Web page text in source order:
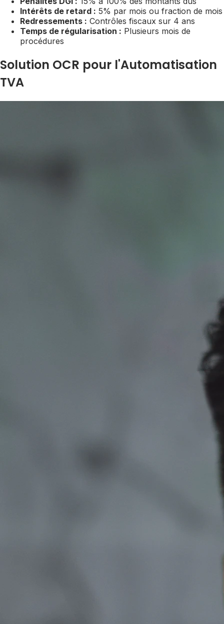
Intérêts de retard : 5% par mois ou fraction de mois
Redressements : Contrôles fiscaux sur 4 ans
Temps de régularisation : Plusieurs mois de
procédures
Solution OCR pour l'Automatisation
TVA